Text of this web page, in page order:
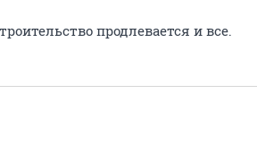
продлевается и все.